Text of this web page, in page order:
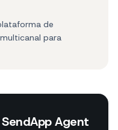
de
para
Agent